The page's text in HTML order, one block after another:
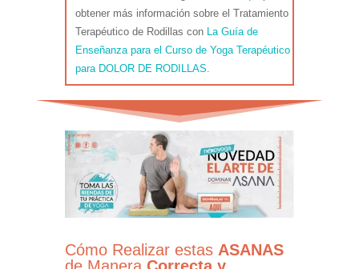
obtener más información sobre el Tratamiento
Terapéutico de Rodillas con La Guía de
Enseñanza para el Curso de Yoga Terapéutico
para DOLOR DE RODILLAS.
Cómo Realizar estas ASANAS